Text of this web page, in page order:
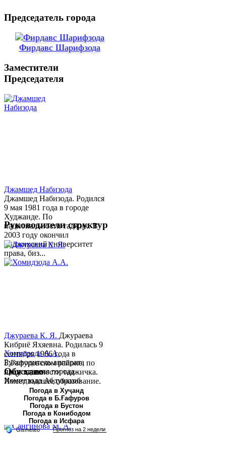
Председатель города
Фирдавс Шарифзода
Заместители
Председателя
Джамшед Набизода
Джамшед Набизода. Родился
9 мая 1981 года в городе
Худжанде. По
национальности таджик. В
2003 году окончил
Таджикский университет
права, биз...
Хомидзода А.А.
Руководитель аппарата
председателя города
Хомидзода Абдувахоб
Абдумаджид родился 8
июня 1978 года в городе
Худжанде. По
национальности...
Руководители структур
Джураева К. Я. Джураева
Кибриё Яхяевна. Родилась 9
сентября 1966 года в
Б.Гафуровском районе, по
национальности таджичка.
Имеет высшее образование.
В 1997 ...
Обу хаво
Погода в Хуҷанд
Погода в Б.Ғафуров
Погода в Бустон
Погода в Конибодом
Погода в Исфара